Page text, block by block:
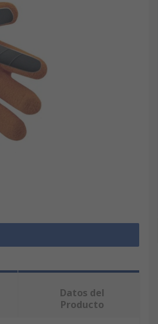
Datos del
Producto